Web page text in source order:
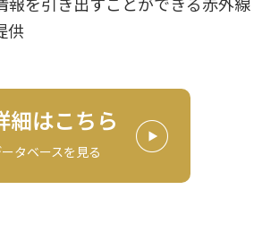
供
細はこちら
タベースを見る